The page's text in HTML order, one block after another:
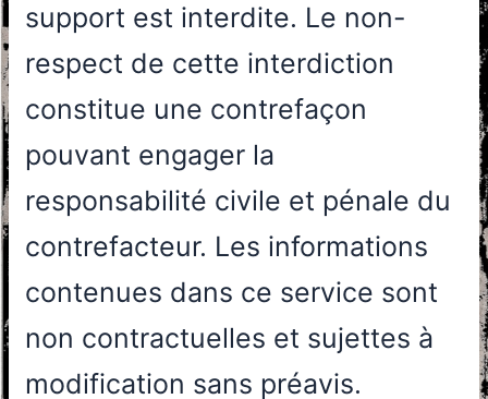
support est interdite. Le non-
respect de cette interdiction
constitue une contrefaçon
pouvant engager la
responsabilité civile et pénale du
contrefacteur. Les informations
contenues dans ce service sont
non contractuelles et sujettes à
modification sans préavis.